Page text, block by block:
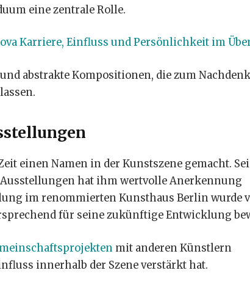
eine zentrale Rolle.
Karriere, Einfluss und Persönlichkeit im
abstrakte Kompositionen, die zum
einen Namen in der Kunstszene gemacht.
hat ihm wertvolle Anerkennung
im renommierten Kunsthaus Berlin wurde
für seine zukünftige Entwicklung
mit anderen Künstlern
innerhalb der Szene verstärkt hat.